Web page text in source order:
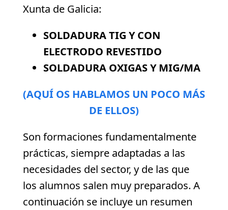
Xunta de Galicia:
SOLDADURA TIG Y CON
ELECTRODO REVESTIDO
SOLDADURA OXIGAS Y MIG/MA
(AQUÍ OS HABLAMOS UN POCO MÁS
DE ELLOS)
Son formaciones fundamentalmente
prácticas, siempre adaptadas a las
necesidades del sector, y de las que
los alumnos salen muy preparados. A
continuación se incluye un resumen